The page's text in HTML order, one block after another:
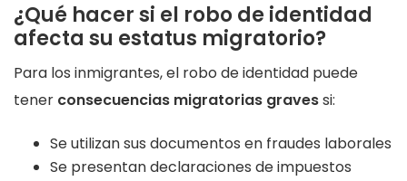
¿Qué hacer si el robo de identidad
afecta su estatus migratorio?
Para los inmigrantes, el robo de identidad puede
tener consecuencias migratorias gravessi:
Se utilizan sus documentos en fraudes laborales
Se presentan declaraciones de impuestos